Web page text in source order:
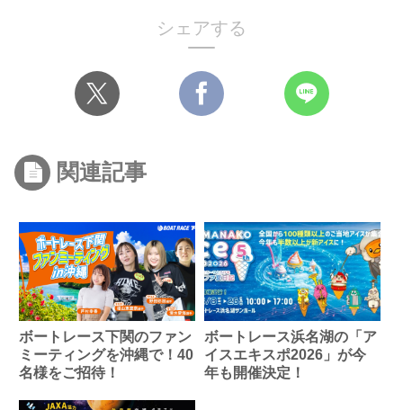
シェアする
関連記事
ボートレース下関のファン
ミーティングを沖縄で！40
名様をご招待！
ボートレース浜名湖の「ア
イスエキスポ2026」が今
年も開催決定！